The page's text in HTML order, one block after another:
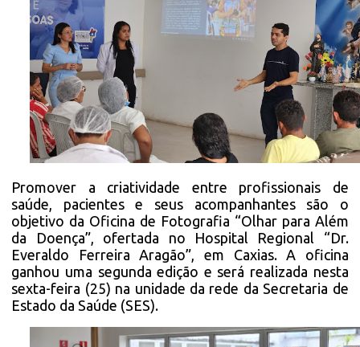
Promover a criatividade entre profissionais de
saúde, pacientes e seus acompanhantes são o
objetivo da Oficina de Fotografia “Olhar para Além
da Doença”, ofertada no Hospital Regional “Dr.
Everaldo Ferreira Aragão”, em Caxias. A oficina
ganhou uma segunda edição e será realizada nesta
sexta-feira (25) na unidade da rede da Secretaria de
Estado da Saúde (SES).